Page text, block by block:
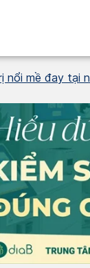
nổi mề đay tại